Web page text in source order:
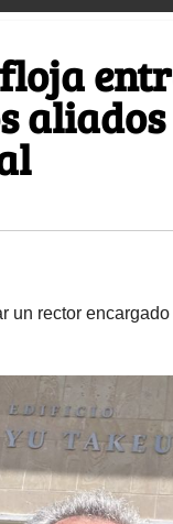
aliados
un rector